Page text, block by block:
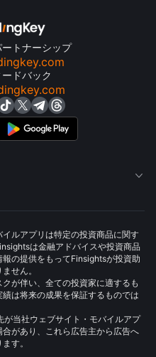
トナーシップ
ドバック

ルアプリは特定の投資商品に関す
は金融アドバイスや投資商品
の提供をもってFinsightsが投資助
せん。
が伴い、全ての投資家に適するも
は将来の成果を保証するものでは
当社ウェブサイト・モバイルアプ
があり、これら広告主から広告へ
す。